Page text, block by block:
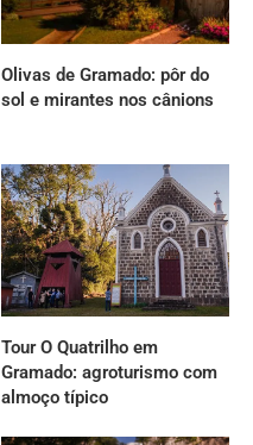
Olivas de Gramado: pôr do
sol e mirantes nos cânions
Tour O Quatrilho em
Gramado: agroturismo com
almoço típico